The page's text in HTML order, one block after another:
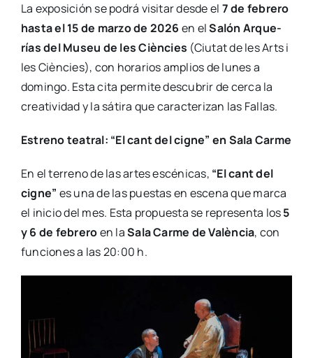
La expo­si­ción se podrá visi­tar des­de el 7 de febre­ro
has­ta el 15 de mar­zo de 2026 en elSalón Arque­
rías del Museu de les Cièn­cies (Ciu­tat de les Arts i
les Cièn­cies), con hora­rios amplios de lunes a
domin­go. Esta cita per­mi­te des­cu­brir de cer­ca la
crea­ti­vi­dad y la sáti­ra que carac­te­ri­zan las Fallas.
Estreno tea­tral: “El cant del cig­ne” en Sala Car­me
En el terreno de las artes escé­ni­cas, “El cant del
cig­ne” es una de las pues­tas en esce­na que mar­ca
el ini­cio del mes. Esta pro­pues­ta se repre­sen­ta los5
y 6 de febre­roen laSala Car­me de Valèn­cia, con
fun­cio­nes a las 20:00 h.